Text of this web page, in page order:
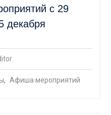
с 29
декабря
, Афиша мероприятий